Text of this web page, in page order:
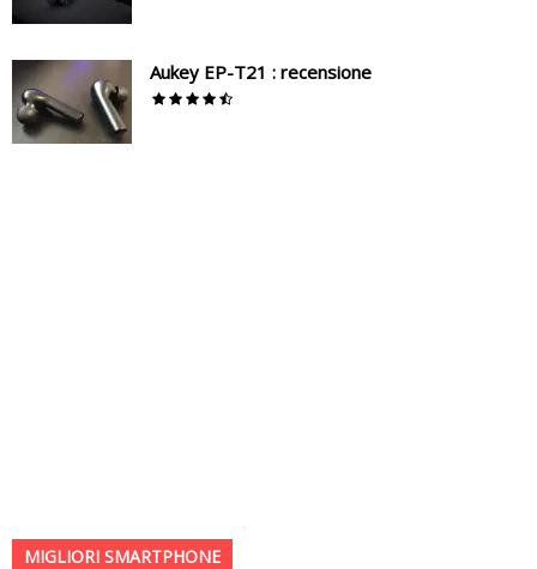
Aukey EP-T21 : recensione
MIGLIORI SMARTPHONE